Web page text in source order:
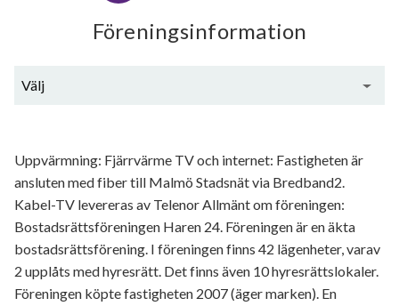
Föreningsinformation
Välj
Uppvärmning: Fjärrvärme TV och internet: Fastigheten är
ansluten med fiber till Malmö Stadsnät via Bredband2.
Kabel-TV levereras av Telenor Allmänt om föreningen:
Bostadsrättsföreningen Haren 24. Föreningen är en äkta
bostadsrättsförening. I föreningen finns 42 lägenheter, varav
2 upplåts med hyresrätt. Det finns även 10 hyresrättslokaler.
Föreningen köpte fastigheten 2007 (äger marken). En